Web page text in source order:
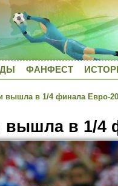
ФАНФЕСТ
вышла в 1/4 финала Евро-
вышла в 1/4